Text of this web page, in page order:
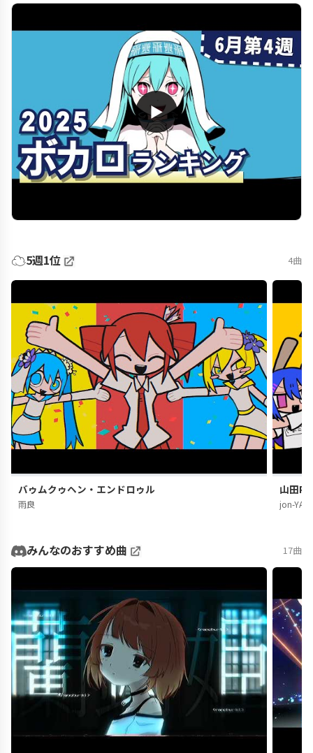
▶
☁️5週1位 4曲
バゥムクゥヘン・エンドロゥル
雨良
山田
jon-
みんなのおすすめ曲 17曲